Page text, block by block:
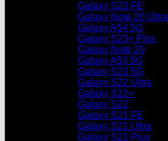
Galaxy S23 FE
Galaxy Note 20 Ultra
Galaxy A54 5G
Galaxy S23+ Plus
Galaxy Note 20
Galaxy A53 5G
Galaxy S23 5G
Galaxy S22 Ultra
Galaxy S22+
Galaxy S22
Galaxy S21 FE
Galaxy S21 Ultra
Galaxy S21 Plus